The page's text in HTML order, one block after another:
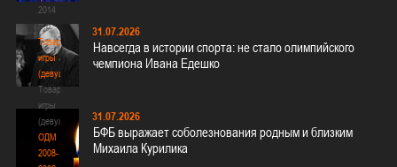
2014
гг.р.
Товарищеские
игры
(девушки)
Товарищеские
игры
(девушки)
ОДМ
2008-
31.07.2026
Навсегда в истории спорта: не стало олимпийского
чемпиона Ивана Едешко
31.07.2026
БФБ выражает соболезнования родным и близким
Михаила Курилика